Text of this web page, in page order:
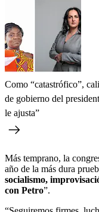
Como “catastrófico”,
de gobierno del
le ajusta”
Más temprano, la
año de la más dura
socialismo,
con Petro”.